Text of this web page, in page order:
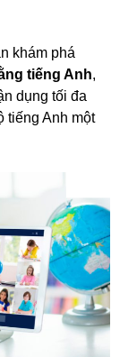
khám phá
tiếng Anh,
dụng tối đa
tiếng Anh một